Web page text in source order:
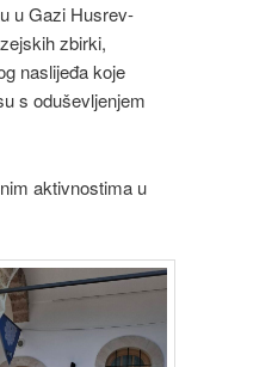
u Gazi Husrev-
zbirki,
naslijeđa koje
s oduševljenjem
aktivnostima u